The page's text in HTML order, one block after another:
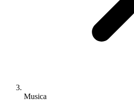
Musica